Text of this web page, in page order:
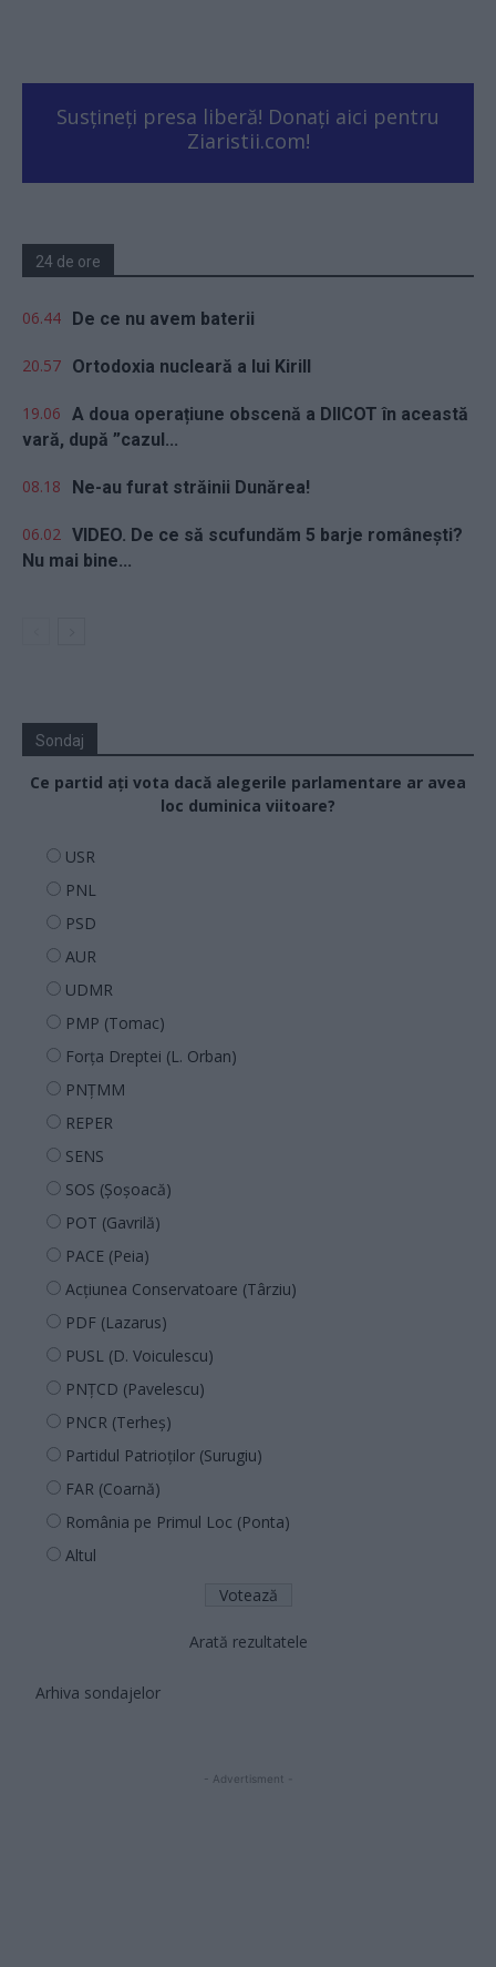
Susțineți presa liberă! Donați aici pentru
Ziaristii.com!
24 de ore
06.44 De ce nu avem baterii
20.57 Ortodoxia nucleară a lui Kirill
19.06 A doua operațiune obscenă a DIICOT în această
vară, după ”cazul...
08.18 Ne-au furat străinii Dunărea!
06.02 VIDEO. De ce să scufundăm 5 barje românești?
Nu mai bine...
Sondaj
Ce partid ați vota dacă alegerile parlamentare ar avea
loc duminica viitoare?
USR
PNL
PSD
AUR
UDMR
PMP (Tomac)
Forța Dreptei (L. Orban)
PNȚMM
REPER
SENS
SOS (Șoșoacă)
POT (Gavrilă)
PACE (Peia)
Acțiunea Conservatoare (Târziu)
PDF (Lazarus)
PUSL (D. Voiculescu)
PNȚCD (Pavelescu)
PNCR (Terheș)
Partidul Patrioților (Surugiu)
FAR (Coarnă)
România pe Primul Loc (Ponta)
Altul
Arată rezultatele
Arhiva sondajelor
- Advertisment -